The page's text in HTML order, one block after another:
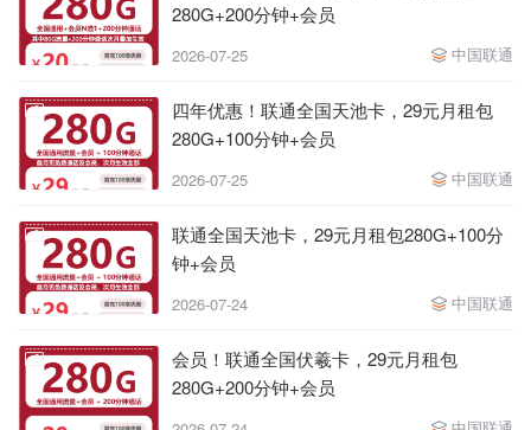
280G+200分钟+会员
2026-07-25 中国联通
四年优惠！联通全国天池卡，29元月租包
280G+100分钟+会员
2026-07-25 中国联通
联通全国天池卡，29元月租包280G+100分
钟+会员
2026-07-24 中国联通
会员！联通全国伏羲卡，29元月租包
280G+200分钟+会员